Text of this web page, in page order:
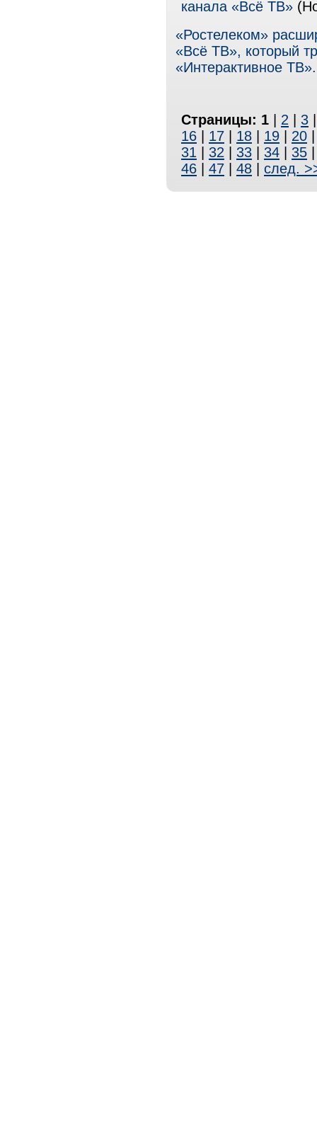
канала «Всё ТВ»
«Ростелеком»
«Всё ТВ», который
«Интерактивное ТВ».
Страницы: 1 2 3
16
17 18 19 20
31
32 33 34 35
46
47 48 след.